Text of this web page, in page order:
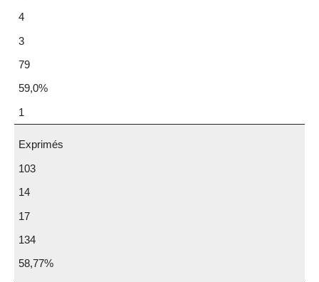
4
3
79
59,0%
1
Exprimés
103
14
17
134
58,77%